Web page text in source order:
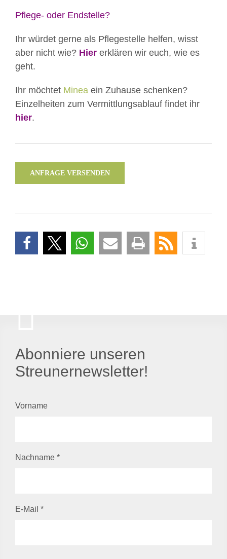
Pflege- oder Endstelle?
Ihr würdet gerne als Pflegestelle helfen, wisst
aber nicht wie? Hier erklären wir euch, wie es
geht.
Ihr möchtet Minea ein Zuhause schenken?
Einzelheiten zum Vermittlungsablauf findet ihr
hier.
ANFRAGE VERSENDEN
Abonniere unseren
Streunernewsletter!
Vorname
Nachname *
E-Mail *